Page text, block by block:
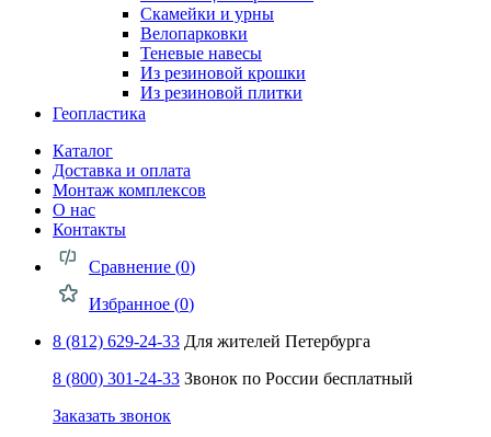
Скамейки и урны
Велопарковки
Теневые навесы
Из резиновой крошки
Из резиновой плитки
Геопластика
Каталог
Доставка и оплата
Монтаж комплексов
О нас
Контакты
Сравнение (0)
Избранное (0)
8 (812) 629-24-33 Для жителей Петербурга
8 (800) 301-24-33 Звонок по России бесплатный
Заказать звонок